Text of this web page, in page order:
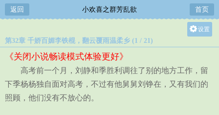
返回 小欢喜之群芳乱欲 首页
设置
中
小
第32章 千娇百媚李铁棍，翻云覆雨温柔乡 (1 / 21)
《关闭小说畅读模式体验更好》
高考前一个月，刘静和季胜利调往了别的地方工作，留
下季杨杨独自面对高考，不过有他舅舅刘铮在，又有我们的
照顾，他们没有不放心的。